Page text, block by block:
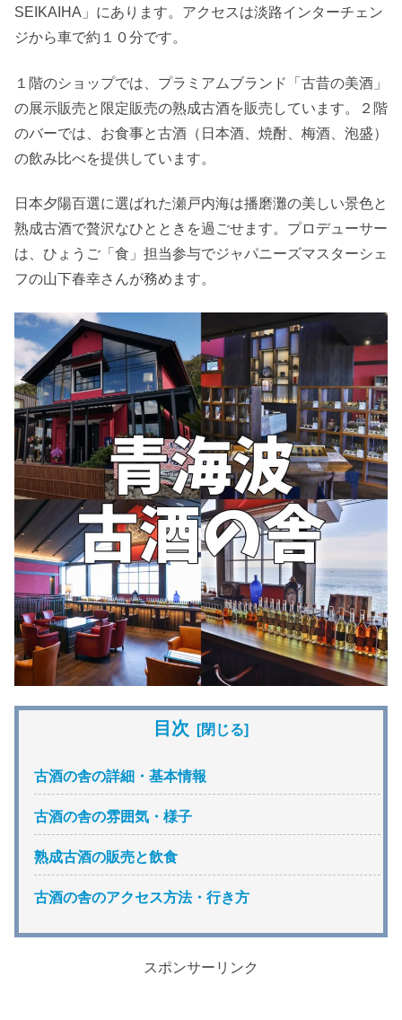
SEIKAIHA」にあります。アクセスは淡路インターチェン
ジから車で約１０分です。
１階のショップでは、プラミアムブランド「古昔の美酒」
の展示販売と限定販売の熟成古酒を販売しています。２階
のバーでは、お食事と古酒（日本酒、焼酎、梅酒、泡盛）
の飲み比べを提供しています。
日本夕陽百選に選ばれた瀬戸内海は播磨灘の美しい景色と
熟成古酒で贅沢なひとときを過ごせます。プロデューサー
は、ひょうご「食」担当参与でジャパニーズマスターシェ
フの山下春幸さんが務めます。
目次
古酒の舎の詳細・基本情報
古酒の舎の雰囲気・様子
熟成古酒の販売と飲食
古酒の舎のアクセス方法・行き方
スポンサーリンク